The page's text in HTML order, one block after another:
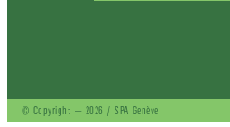
© Copyright — 2026 / SPA Genève